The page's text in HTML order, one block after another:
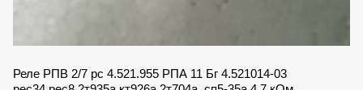
Реле РПВ 2/7 рс 4.521.955 РПА 11 Бг 4.521014-03